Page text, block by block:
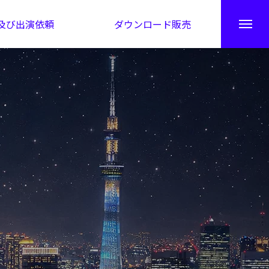
び出演依頼 ダウンロード販売
秘伝公開！吉凶カレンダー